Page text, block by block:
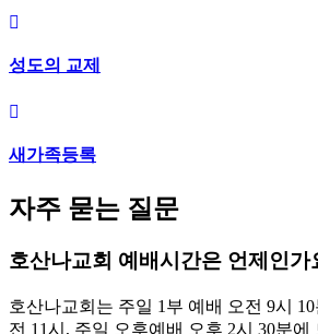
성도의 교제
새가족등록
자주 묻는 질문
호산나교회 예배시간은 언제인가
호산나교회는 주일 1부 예배 오전 9시
전 11시, 주일 오후예배 오후 2시 30분